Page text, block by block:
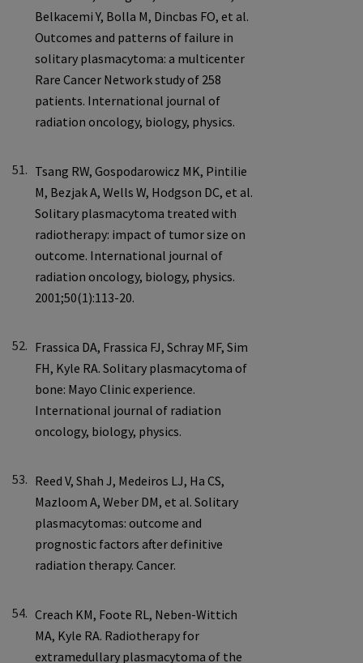
51.
52.
53.
54.